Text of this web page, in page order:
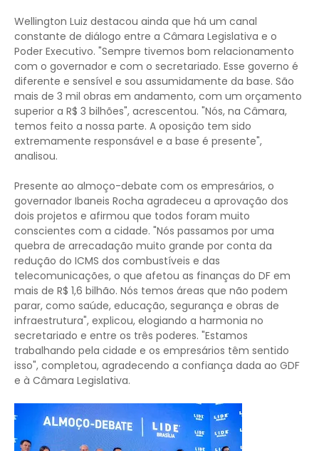
Wellington Luiz destacou ainda que há um canal
constante de diálogo entre a Câmara Legislativa e o
Poder Executivo. "Sempre tivemos bom relacionamento
com o governador e com o secretariado. Esse governo é
diferente e sensível e sou assumidamente da base. São
mais de 3 mil obras em andamento, com um orçamento
superior a R$ 3 bilhões", acrescentou. "Nós, na Câmara,
temos feito a nossa parte. A oposição tem sido
extremamente responsável e a base é presente",
analisou.
Presente ao almoço-debate com os empresários, o
governador Ibaneis Rocha agradeceu a aprovação dos
dois projetos e afirmou que todos foram muito
conscientes com a cidade. "Nós passamos por uma
quebra de arrecadação muito grande por conta da
redução do ICMS dos combustíveis e das
telecomunicações, o que afetou as finanças do DF em
mais de R$ 1,6 bilhão. Nós temos áreas que não podem
parar, como saúde, educação, segurança e obras de
infraestrutura", explicou, elogiando a harmonia no
secretariado e entre os três poderes. "Estamos
trabalhando pela cidade e os empresários têm sentido
isso", completou, agradecendo a confiança dada ao GDF
e à Câmara Legislativa.